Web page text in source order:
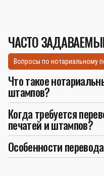
ЧАСТО
Вопросы по нотариальному
Что такое
штампов?
Когда требуется
печатей и штампов?
Особенности